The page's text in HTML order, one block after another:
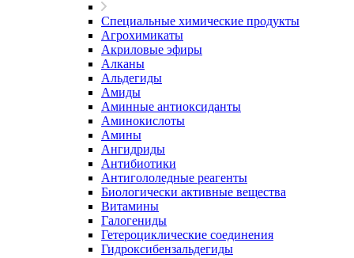
Специальные химические продукты
Агрохимикаты
Акриловые эфиры
Алканы
Альдегиды
Амиды
Аминные антиоксиданты
Аминокислоты
Амины
Ангидриды
Антибиотики
Антигололедные реагенты
Биологически активные вещества
Витамины
Галогениды
Гетероциклические соединения
Гидроксибензальдегиды